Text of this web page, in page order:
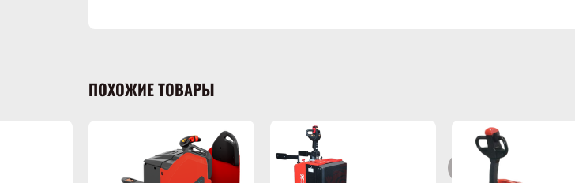
ПОХОЖИЕ ТОВАРЫ